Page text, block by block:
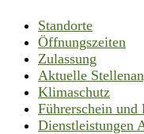
Standorte
Öffnungszeiten
Zulassung
Aktuelle
Klimaschutz
Führerschein und
Dienstleistungen